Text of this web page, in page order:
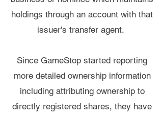
holdings through an account with that
issuer's transfer agent.
Since GameStop started reporting
more detailed ownership information
including attributing ownership to
directly registered shares, they have